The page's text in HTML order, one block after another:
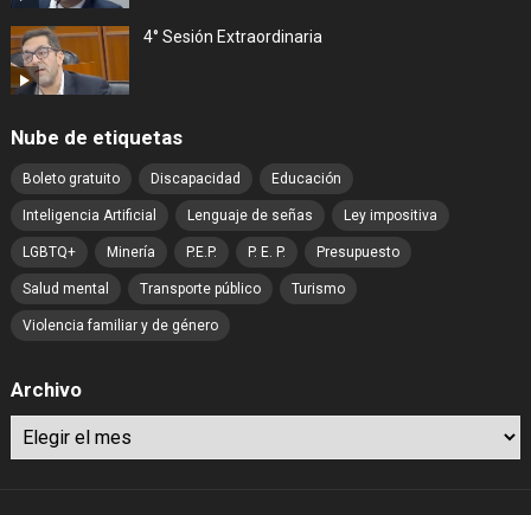
4° Sesión Extraordinaria
Nube de etiquetas
Boleto gratuito Discapacidad Educación
Inteligencia Artificial Lenguaje de señas Ley impositiva
LGBTQ+ Minería P.E.P. P. E. P. Presupuesto
Salud mental Transporte público Turismo
Violencia familiar y de género
Archivo
Archivo